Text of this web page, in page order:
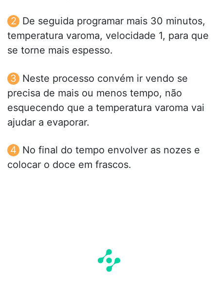
De seguida programar mais 30 minutos,
temperatura varoma, velocidade 1, para que
se torne mais espesso.
Neste processo convém ir vendo se
precisa de mais ou menos tempo, não
esquecendo que a temperatura varoma vai
ajudar a evaporar.
No final do tempo envolver as nozes e
colocar o doce em frascos.